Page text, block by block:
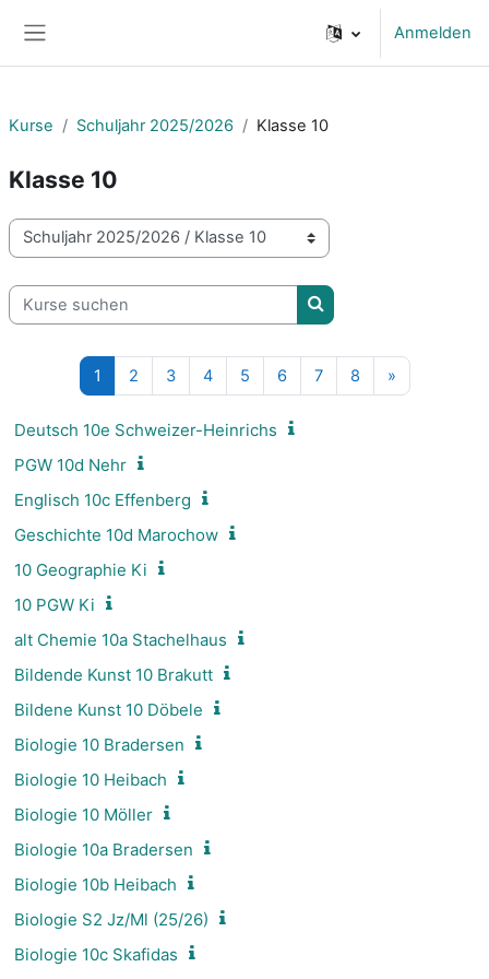
Anmelden
Kurse Schuljahr 2025/2026 Klasse 10
Klasse 10
Kursbereiche
Kurse suchen
Kurse suchen
1 Seite 1
2Seite 2
3Seite 3
4Seite 4
5Seite 5
6Seite 6
7Seite 7
8Seite 8
»Nächste
Deutsch 10e Schweizer-Heinrichs
PGW 10d Nehr
Englisch 10c Effenberg
Geschichte 10d Marochow
10 Geographie Ki
10 PGW Ki
alt Chemie 10a Stachelhaus
Bildende Kunst 10 Brakutt
Bildene Kunst 10 Döbele
Biologie 10 Bradersen
Biologie 10 Heibach
Biologie 10 Möller
Biologie 10a Bradersen
Biologie 10b Heibach
Biologie S2 Jz/Ml (25/26)
Biologie 10c Skafidas